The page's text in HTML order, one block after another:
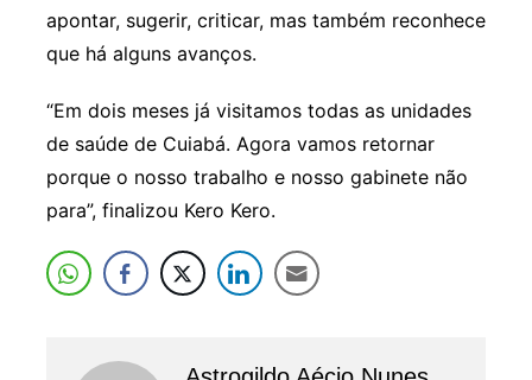
apontar, sugerir, criticar, mas também reconhece
que há alguns avanços.
“Em dois meses já visitamos todas as unidades
de saúde de Cuiabá. Agora vamos retornar
porque o nosso trabalho e nosso gabinete não
para”, finalizou Kero Kero.